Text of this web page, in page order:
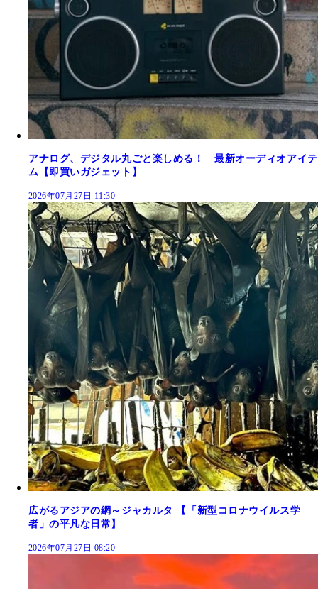
アナログ、デジタル丸ごと楽しめる！ 最新オーディオアイテ
ム【即買いガジェット】
2026年07月27日 11:30
広がるアジアの網～ジャカルタ 【「新型コロナウイルス学
者」の平凡な日常】
2026年07月27日 08:20